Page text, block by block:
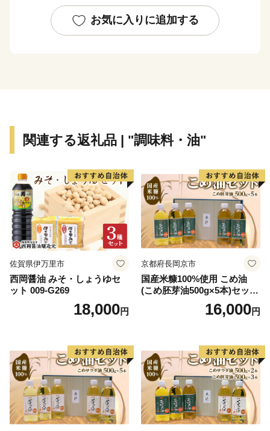
九州本島との橋「黒ノ瀬戸大橋」開通を契機に観光業も
発展し、多くの方に長島を「体験」いただくことができ
お気に入りに追加する
関連する返礼品 | "調味料・油"
佐賀県伊万里市
西岡醤油 みそ・しょうゆセ
ット 009-G269
18,000円
京都府長岡京市
国産米糠100%使用 こめ油
(こめ胚芽油500g×5本)セット
16,000円